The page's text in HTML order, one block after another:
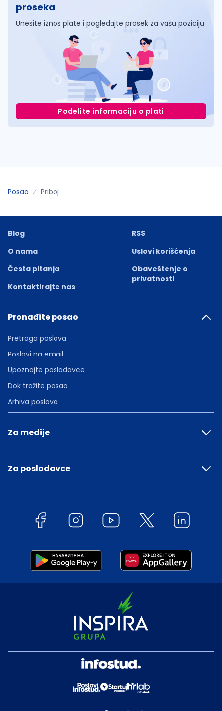
proseka
Unesite iznos plate i pogledajte prosek za vašu poziciju
Podelite informaciju o plati
Posao Priboj
Blog
O nama
Česta pitanja
Kontaktirajte nas
RSS
Uslovi korišćenja
Obaveštenje o
privatnosti
Pronađite posao
Pretraga poslova
Poslovi na email
Upoznajte poslodavce
Dok tražite posao
Arhiva poslova
Za medije
Za poslodavce